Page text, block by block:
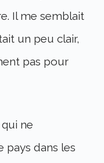
Il me semblait
un peu clair,
pas pour
ne
pays dans les